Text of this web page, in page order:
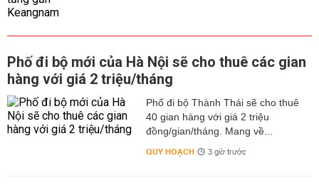
khai đầy đủ theo lịch trình bảo trì, sửa chữa lưới điện
hoặc các sự cố đặc biệt có thể xảy ra. Thông tin lịch cúp
điện luôn được cập nhật trên các kênh chính thức của
ngành điện như website Công ty Điện lực Tây Ninh, tổng
đài chăm sóc khách hàng và các báo cáo địa phương.
Việc công khai lịch này giúp người dân và doanh nghiệp
chủ động ổn định kế hoạch sinh hoạt và sản xuất.
Định hướng phát triển và nâng cao chất lượng điện
Đức Hoà đang được tập trung đầu tư phát triển các dự
Phố đi bộ mới của Hà Nội sẽ cho thuê các gian
hàng với giá 2 triệu/tháng
Phố đi bộ Thành Thái sẽ cho thuê
40 gian hàng với giá 2 triệu
đồng/gian/tháng. Mang về...
QUY HOẠCH 3 giờ trước